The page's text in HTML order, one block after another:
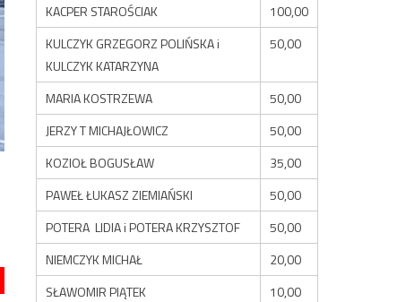
KACPER STAROŚCIAK
100,00
KULCZYK GRZEGORZ POLIŃSKA i
KULCZYK KATARZYNA
50,00
MARIA KOSTRZEWA
50,00
JERZY T MICHAJŁOWICZ
50,00
KOZIOŁ BOGUSŁAW
35,00
PAWEŁ ŁUKASZ ZIEMIAŃSKI
50,00
POTERA LIDIA i POTERA KRZYSZTOF
50,00
NIEMCZYK MICHAŁ
20,00
SŁAWOMIR PIĄTEK
10,00